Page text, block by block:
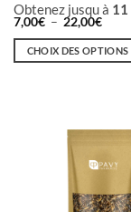
Obtenez jusqu à 11
7,00€ – 22,00€Plage
prix :
7,00€
CHOIX DES OPTIONS
variations.